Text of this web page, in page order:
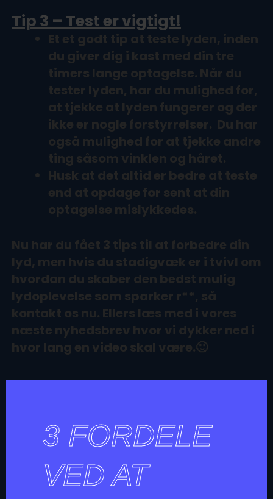
Tip 3 – Test er vigtigt!
Et et godt tip at teste lyden, inden
du giver dig i kast med din tre
timers lange optagelse. Når du
tester lyden, har du mulighed for,
at tjekke at lyden fungerer og der
ikke er nogle forstyrrelser. Du har
også mulighed for at tjekke andre
ting såsom vinklen og håret.
Husk at det altid er bedre at teste
end at opdage for sent at din
optagelse mislykkedes.
Nu har du fået 3 tips til at forbedre din
lyd, men hvis du stadigvæk er i tvivl om
hvordan du skaber den bedst mulig
lydoplevelse som sparker r**, så
kontakt os nu. Ellers læs med i vores
næste nyhedsbrev hvor vi dykker ned i
hvor lang en video skal være.🙂
3 FORDELE
VED AT